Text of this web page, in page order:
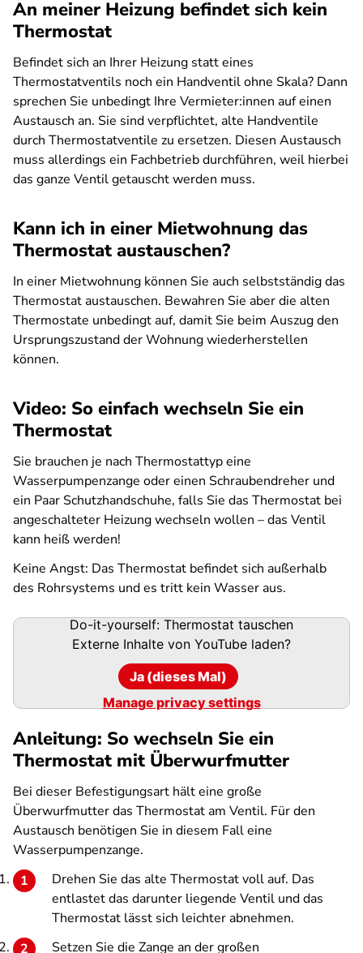
An meiner Heizung befindet sich kein
Thermostat
Befindet sich an Ihrer Heizung statt eines
Thermostatventils noch ein Handventil ohne Skala? Dann
sprechen Sie unbedingt Ihre Vermieter:innen auf einen
Austausch an. Sie sind verpflichtet, alte Handventile
durch Thermostatventile zu ersetzen. Diesen Austausch
muss allerdings ein Fachbetrieb durchführen, weil hierbei
das ganze Ventil getauscht werden muss.
Kann ich in einer Mietwohnung das
Thermostat austauschen?
In einer Mietwohnung können Sie auch selbstständig das
Thermostat austauschen. Bewahren Sie aber die alten
Thermostate unbedingt auf, damit Sie beim Auszug den
Ursprungszustand der Wohnung wiederherstellen
können.
Video: So einfach wechseln Sie ein
Thermostat
Sie brauchen je nach Thermostattyp eine
Wasserpumpenzange oder einen Schraubendreher und
ein Paar Schutzhandschuhe, falls Sie das Thermostat bei
angeschalteter Heizung wechseln wollen – das Ventil
kann heiß werden!
Keine Angst: Das Thermostat befindet sich außerhalb
des Rohrsystems und es tritt kein Wasser aus.
Do-it-yourself: Thermostat tauschen
Externe Inhalte von YouTube laden?
Ja (dieses Mal)
Manage privacy settings
Anleitung: So wechseln Sie ein
Thermostat mit Überwurfmutter
Bei dieser Befestigungsart hält eine große
Überwurfmutter das Thermostat am Ventil. Für den
Austausch benötigen Sie in diesem Fall eine
Wasserpumpenzange.
Drehen Sie das alte Thermostat voll auf. Das
entlastet das darunter liegende Ventil und das
Thermostat lässt sich leichter abnehmen.
Setzen Sie die Zange an der großen